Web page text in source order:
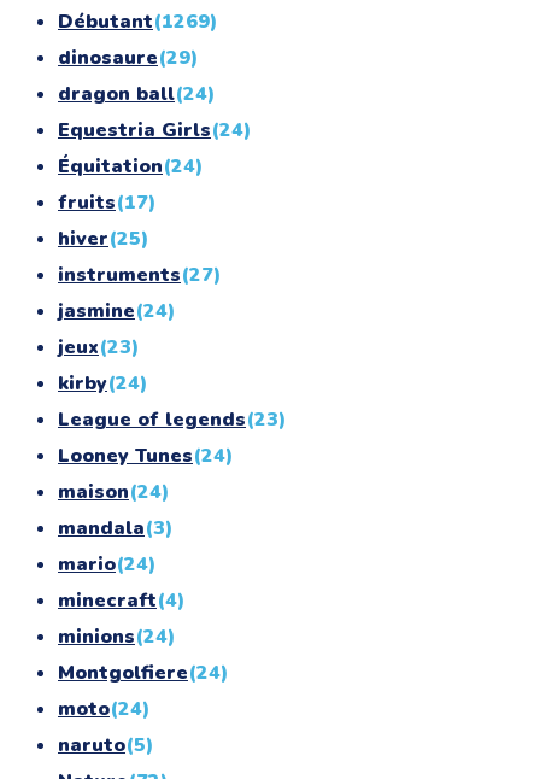
Débutant(1269)
dinosaure(29)
dragon ball(24)
Equestria Girls(24)
Équitation(24)
fruits(17)
hiver(25)
instruments(27)
jasmine(24)
jeux(23)
kirby(24)
League of legends(23)
Looney Tunes(24)
maison(24)
mandala(3)
mario(24)
minecraft(4)
minions(24)
Montgolfiere(24)
moto(24)
naruto(5)